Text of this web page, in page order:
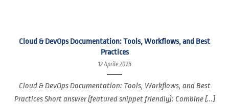
Cloud & DevOps Documentation: Tools, Workflows, and Best
Practices
12 Aprile 2026
Cloud & DevOps Documentation: Tools, Workflows, and Best
Practices Short answer (featured snippet friendly): Combine [...]